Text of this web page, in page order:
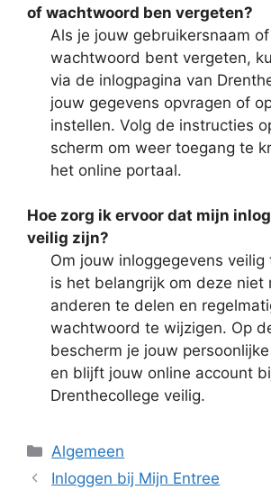
of wachtwoord ben vergeten?
Als je jouw gebruikersnaam of
wachtwoord bent vergeten,
via de inlogpagina van
jouw gegevens opvragen of
instellen. Volg de instructies
scherm om weer toegang te
het online portaal.
Hoe zorg ik ervoor dat mijn
veilig zijn?
Om jouw inloggegevens veilig
is het belangrijk om deze niet
anderen te delen en
wachtwoord te wijzigen. Op
bescherm je jouw
en blijft jouw online account
Drenthecollege veilig.
Categorieën
Algemeen
Inloggen bij Mijn Entree